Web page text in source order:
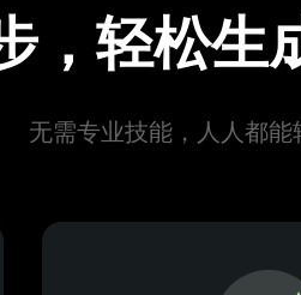
，轻松生
无需专业技能，人人都